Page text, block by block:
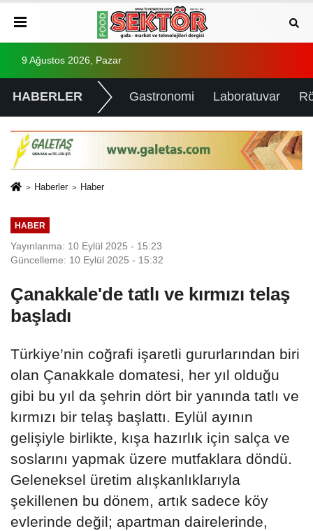
9 Ağustos 2026, Pazar
HABERLER Gastronomi Laboratuvar
Haberler Haber
HABER
Yayınlanma: 10 Eylül 2025 - 15:23
Güncelleme: 10 Eylül 2025 - 15:32
Çanakkale'de tatlı ve kırmızı telaş
başladı
Türkiye’nin coğrafi işaretli gururlarından biri
olan Çanakkale domatesi, her yıl olduğu
gibi bu yıl da şehrin dört bir yanında tatlı ve
kırmızı bir telaş başlattı. Eylül ayının
gelişiyle birlikte, kışa hazırlık için salça ve
soslarını yapmak üzere mutfaklara döndü.
Geleneksel üretim alışkanlıklarıyla
şekillenen bu dönem, artık sadece köy
evlerinde değil; apartman dairelerinde,